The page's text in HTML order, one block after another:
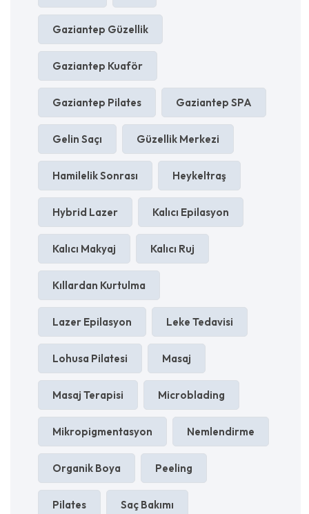
Gaziantep Güzellik
Gaziantep Kuaför
Gaziantep Pilates Gaziantep SPA
Gelin Saçı Güzellik Merkezi
Hamilelik Sonrası Heykeltraş
Hybrid Lazer Kalıcı Epilasyon
Kalıcı Makyaj Kalıcı Ruj
Kıllardan Kurtulma
Lazer Epilasyon Leke Tedavisi
Lohusa Pilatesi Masaj
Masaj Terapisi Microblading
Mikropigmentasyon Nemlendirme
Organik Boya Peeling
Pilates Saç Bakımı